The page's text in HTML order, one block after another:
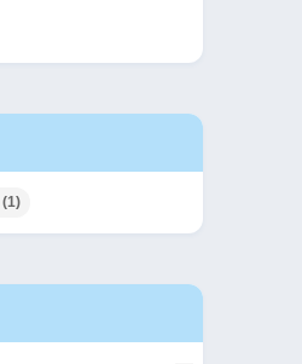
(1)